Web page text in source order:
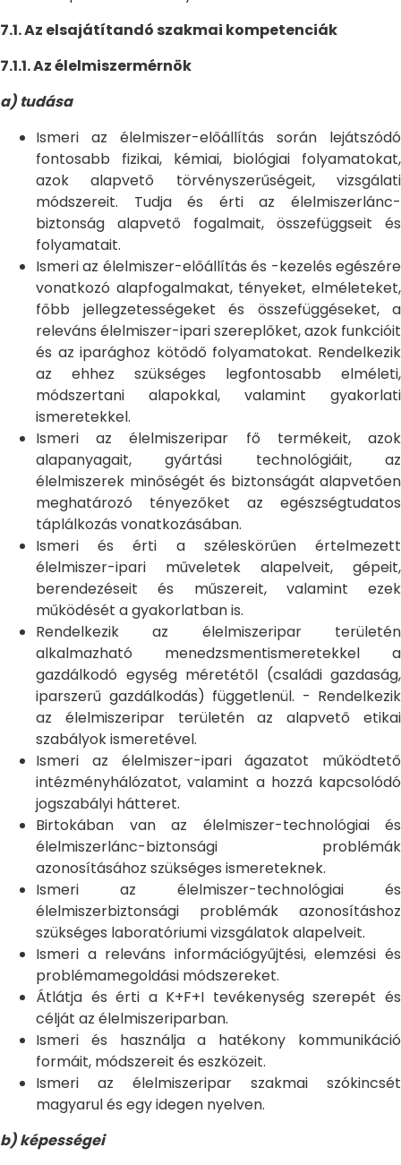
7.1. Az elsajátítandó szakmai kompetenciák
7.1.1. Az élelmiszermérnök
a) tudása
Ismeri az élelmiszer-előállítás során lejátszódó
fontosabb fizikai, kémiai, biológiai folyamatokat,
azok alapvető törvényszerűségeit, vizsgálati
módszereit. Tudja és érti az élelmiszerlánc-
biztonság alapvető fogalmait, összefüggseit és
folyamatait.
Ismeri az élelmiszer-előállítás és -kezelés egészére
vonatkozó alapfogalmakat, tényeket, elméleteket,
főbb jellegzetességeket és összefüggéseket, a
releváns élelmiszer-ipari szereplőket, azok funkcióit
és az iparághoz kötődő folyamatokat. Rendelkezik
az ehhez szükséges legfontosabb elméleti,
módszertani alapokkal, valamint gyakorlati
ismeretekkel.
Ismeri az élelmiszeripar fő termékeit, azok
alapanyagait, gyártási technológiáit, az
élelmiszerek minőségét és biztonságát alapvetően
meghatározó tényezőket az egészségtudatos
táplálkozás vonatkozásában.
Ismeri és érti a széleskörűen értelmezett
élelmiszer-ipari műveletek alapelveit, gépeit,
berendezéseit és műszereit, valamint ezek
működését a gyakorlatban is.
Rendelkezik az élelmiszeripar területén
alkalmazható menedzsmentismeretekkel a
gazdálkodó egység méretétől (családi gazdaság,
iparszerű gazdálkodás) függetlenül. - Rendelkezik
az élelmiszeripar területén az alapvető etikai
szabályok ismeretével.
Ismeri az élelmiszer-ipari ágazatot működtető
intézményhálózatot, valamint a hozzá kapcsolódó
jogszabályi hátteret.
Birtokában van az élelmiszer-technológiai és
élelmiszerlánc-biztonsági problémák
azonosításához szükséges ismereteknek.
Ismeri az élelmiszer-technológiai és
élelmiszerbiztonsági problémák azonosításhoz
szükséges laboratóriumi vizsgálatok alapelveit.
Ismeri a releváns információgyűjtési, elemzési és
problémamegoldási módszereket.
Átlátja és érti a K+F+I tevékenység szerepét és
célját az élelmiszeriparban.
Ismeri és használja a hatékony kommunikáció
formáit, módszereit és eszközeit.
Ismeri az élelmiszeripar szakmai szókincsét
magyarul és egy idegen nyelven.
b) képességei